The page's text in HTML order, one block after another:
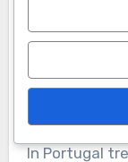
Impact
bij het
In Portugal